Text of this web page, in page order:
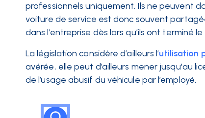
professionnels uniquement. Ils ne peuvent
voiture de service est donc souvent
dans l’entreprise dès lors qu’ils ont terminé
La législation considère d’ailleurs l’utilisation
avérée, elle peut d’ailleurs mener jusqu'au
de l’usage abusif du véhicule par l’employé.